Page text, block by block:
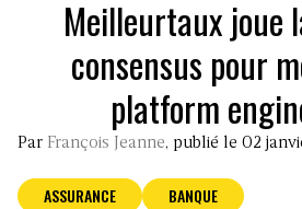
Meilleurtaux joue
consensus pour
platform
Par François Jeanne, publié le 02
ASSURANCE BANQUE